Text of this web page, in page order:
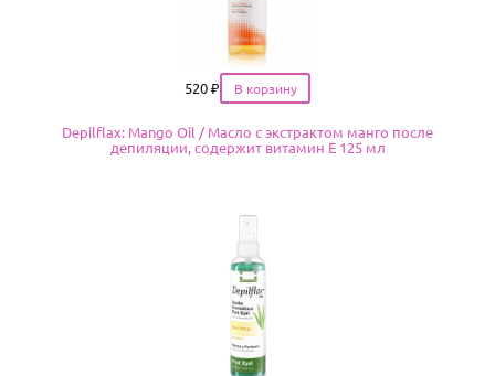
Цена
520 ₽
Depilflax: Mango Oil / Масло с экстрактом манго после
депиляции, содержит витамин Е 125 мл